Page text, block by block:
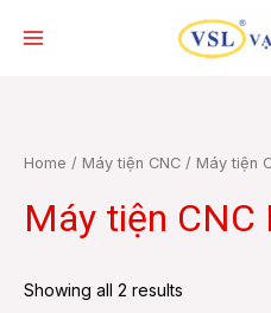
Home / Máy tiện CNC / Máy tiện
Máy tiện CNC
Showing all 2 results